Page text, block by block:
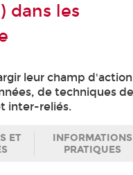
dans les
leur champ d'action
de techniques de
inter-reliés.
ET
INFORMATIONS
PRATIQUES